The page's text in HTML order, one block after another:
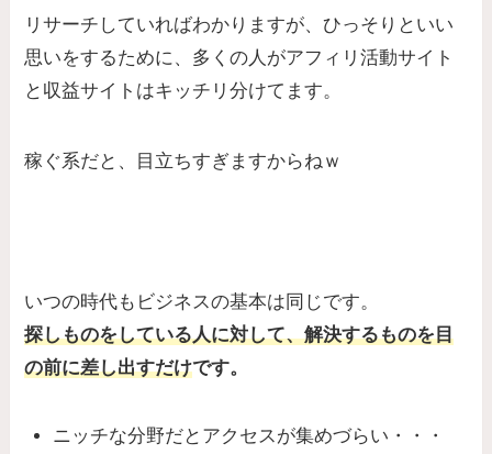
リサーチしていればわかりますが、ひっそりといい
思いをするために、多くの人がアフィリ活動サイト
と収益サイトはキッチリ分けてます。
稼ぐ系だと、目立ちすぎますからねｗ
いつの時代もビジネスの基本は同じです。
探しものをしている人に対して、解決するものを目
の前に差し出すだけです。
ニッチな分野だとアクセスが集めづらい・・・